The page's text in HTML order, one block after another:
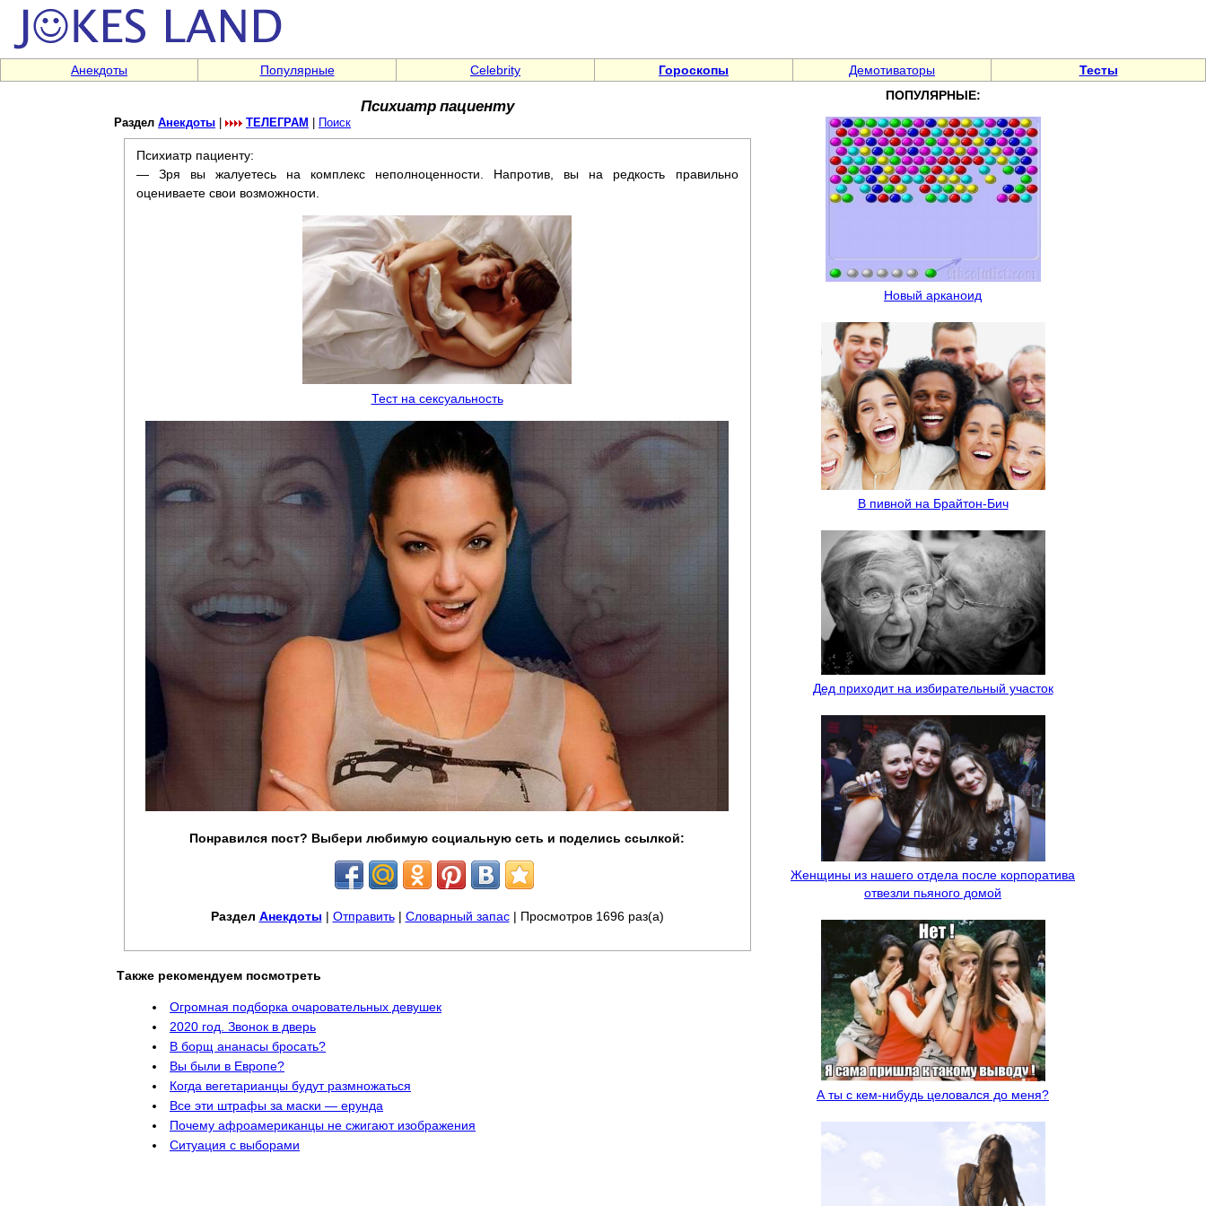
Анекдоты Популярные Celebrity Гороскопы Демотиваторы Тесты
Психиатр пациенту
Раздел Анекдоты ТЕЛЕГРАМ Поиск
Психиатр пациенту:
— Зря вы жалуетесь на комплекс неполноценности. Напротив, вы на редкость правильно
оцениваете свои возможности.
Тест на сексуальность
Понравился пост? Выбери любимую социальную сеть и поделись ссылкой:
Раздел Анекдоты | Отправить| Словарный запас| Просмотров 1696 раз(а)
Также рекомендуем посмотреть
Огромная подборка очаровательных девушек
2020 год. Звонок в дверь
В борщ ананасы бросать?
Вы были в Европе?
Когда вегетарианцы будут размножаться
Все эти штрафы за маски — ерунда
Почему афроамериканцы не сжигают изображения
Ситуация с выборами
ПОПУЛЯРНЫЕ:
Новый арканоид
В пивной на Брайтон-Бич
Дед приходит на избирательный участок
Женщины из нашего отдела после корпоратива
отвезли пьяного домой
А ты с кем-нибудь целовался до меня?